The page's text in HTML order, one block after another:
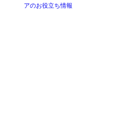
アのお役立ち情報